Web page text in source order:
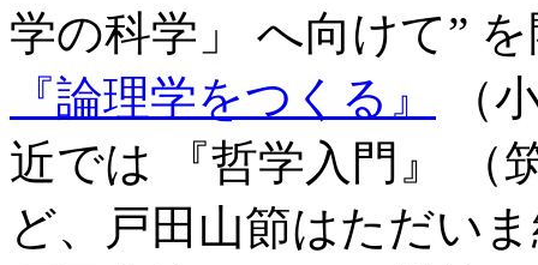
学の科学」 へ向けて”
『論理学をつくる』
（
近では 『哲学入門』 （
ど、戸田山節はただい